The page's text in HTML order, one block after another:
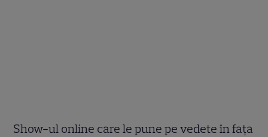
Show-ul online care le pune pe vedete în fața